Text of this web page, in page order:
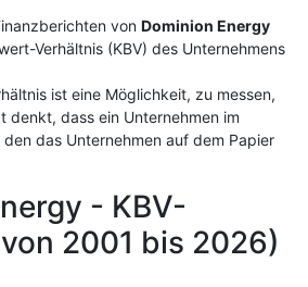
von Dominion Energy
Verhältnis (KBV) des Unternehmens
ist eine Möglichkeit, zu messen,
denkt, dass ein Unternehmen im
das Unternehmen auf dem Papier
- KBV-
2001 bis 2026)